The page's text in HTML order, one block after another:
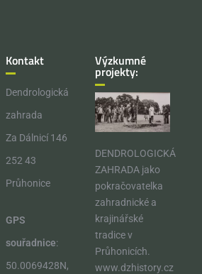
Kontakt
Dendrologická
zahrada
Za Dálnicí 146
252 43
Průhonice
GPS
souřadnice:
50.0069428N,
Výzkumné
projekty:
DENDROLOGICKÁ
ZAHRADA jako
pokračovatelka
zahradnické a
krajinářské
tradice v
Průhonicích.​
www.dzhistory.cz